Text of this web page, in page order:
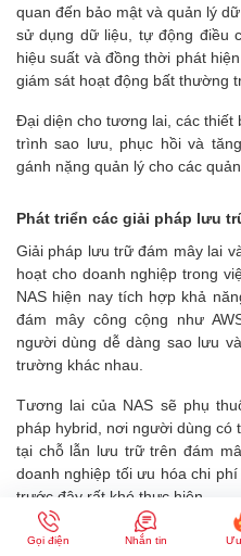
quan đến bảo mật và quản lý
sử dụng dữ liệu, tự động điều
hiệu suất và đồng thời phát
giám sát hoạt động bất thường
Đại diện cho tương lai, các thiết
trình sao lưu, phục hồi và
gánh nặng quản lý cho các
Phát triển các giải pháp lưu
Giải pháp lưu trữ đám mây lai
hoạt cho doanh nghiệp trong
NAS hiện nay tích hợp khả
đám mây công cộng như
người dùng dễ dàng sao lưu
trường khác nhau.
Tương lai của NAS sẽ phụ
pháp hybrid, nơi người dùng
tại chỗ lẫn lưu trữ trên đám
doanh nghiệp tối ưu hóa chi
trước đây rất khó thực hiện.
Ảnh hưởng của IoT và big
Gọi điện Nhắn tin